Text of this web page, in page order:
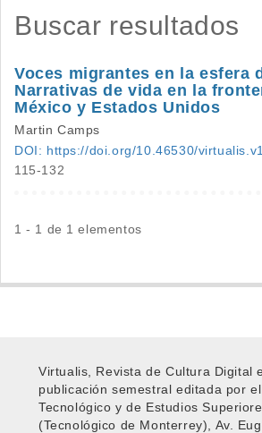
Buscar resultados
Voces migrantes en la esfera
Narrativas de vida en la
México y Estados Unidos
Martin Camps
DOI: https://doi.org/10.46530/
115-132
1 - 1 de 1 elementos
Virtualis, Revista de Cultura Digital
publicación semestral editada por
Tecnológico y de Estudios
(Tecnológico de Monterrey), Av.